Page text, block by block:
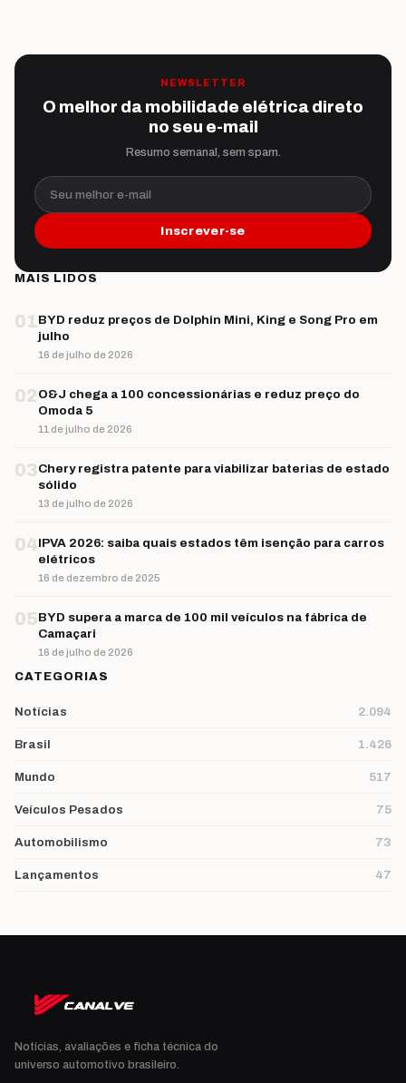
NEWSLETTER
O melhor da mobilidade elétrica direto
no seu e-mail
Resumo semanal, sem spam.
Seu melhor e-mail
Inscrever-se
MAIS LIDOS
01BYD reduz preços de Dolphin Mini, King e Song Pro em
julho
16 de julho de 2026
02 O&J chega a 100 concessionárias e reduz preço do
Omoda 5
11 de julho de 2026
03Chery registra patente para viabilizar baterias de estado
sólido
13 de julho de 2026
04IPVA 2026: saiba quais estados têm isenção para carros
elétricos
16 de dezembro de 2025
05BYD supera a marca de 100 mil veículos na fábrica de
Camaçari
16 de julho de 2026
CATEGORIAS
Notícias 2.094
Brasil 1.426
Mundo 517
Veículos Pesados 75
Automobilismo 73
Lançamentos 47
Notícias, avaliações e ficha técnica do
universo automotivo brasileiro.